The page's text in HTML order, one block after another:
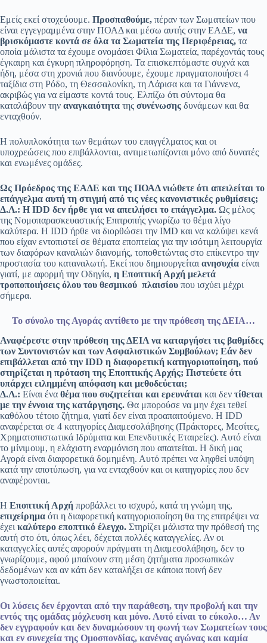
Εμείς εκεί στοχεύουμε. Προσπαθούμε, πέραν των Σωματείων που
είναι εγγεγραμμένα στην ΠΟΑΔ και μέσω αυτής στην ΕΑΔΕ, να
βρισκόμαστε κοντά σε όλα τα Σωματεία της Περιφέρειας, τα
οποία μάλιστα τα έχουμε ονομάσει Φίλια Σωματεία, παρέχοντάς τους
έγκαιρη και έγκυρη πληροφόρηση. Τα επισκεπτόμαστε συχνά και
ήδη, μέσα στη χρονιά που διανύουμε, έχουμε πραγματοποιήσει 4
ταξίδια στη Ρόδο, τη Θεσσαλονίκη, τη Λάρισα και τα Γιάννενα,
ακριβώς για να είμαστε κοντά τους. Ελπίζω ότι σύντομα θα
καταλάβουν την αναγκαιότητα της συνένωσης δυνάμεων και θα
ενταχθούν.
Η πολυπλοκότητα των θεμάτων του επαγγέλματος και οι
υποχρεώσεις που επιβάλλονται, αντιμετωπίζονται μόνο από δυνατές
και ενωμένες ομάδες.
Ως Πρόεδρος της ΕΑΔΕ και της ΠΟΑΔ νιώθετε ότι απειλείται το
επάγγελμα αυτή τη στιγμή από τις νέες κανονιστικές ρυθμίσεις;
Δ.Λ.: Η IDD δεν ήρθε για να απειλήσει το επάγγελμα. Ως μέλος
της Νομοπαρασκευαστικής Επιτροπής γνωρίζω το θέμα λίγο
καλύτερα. Η IDD ήρθε να διορθώσει την IMD και να καλύψει κενά
που είχαν εντοπιστεί σε θέματα εποπτείας για την ισότιμη λειτουργία
των διαφόρων καναλιών διανομής, τοποθετώντας στο επίκεντρο την
προστασία του καταναλωτή. Εκεί που δημιουργείται ανησυχία είναι
γιατί, με αφορμή την Οδηγία, η Εποπτική Αρχή μελετά
τροποποιήσεις όλου του θεσμικού πλαισίου που ισχύει μέχρι
σήμερα.
Το σύνολο της Αγοράς αντίθετο με την πρόθεση της ΔΕΙΑ…
Αναφέρεστε στην πρόθεση της ΔΕΙΑ να καταργήσει τις βαθμίδες
των Συντονιστών και των Ασφαλιστικών Συμβούλων; Εάν δεν
επιβάλλεται από την IDD η διαφορετική κατηγοριοποίηση, πού
στηρίζεται η πρόταση της Εποπτικής Αρχής; Πιστεύετε ότι
υπάρχει ειλημμένη απόφαση και μεθοδεύεται;
Δ.Λ.: Είναι ένα θέμα που συζητείται και ερευνάται και δεν τίθεται
με την έννοια της κατάργησης. Θα μπορούσε να μην έχει τεθεί
καθόλου τέτοιο ζήτημα, γιατί δεν είναι προαπαιτούμενο. Η IDD
αναφέρεται σε 4 κατηγορίες Διαμεσολάβησης (Πράκτορες, Μεσίτες,
Χρηματοπιστωτικά Ιδρύματα και Επενδυτικές Εταιρείες). Αυτό είναι
το μίνιμουμ, η ελάχιστη εναρμόνιση που απαιτείται. Η δική μας
Αγορά είναι διαφορετικά δομημένη. Αυτό πρέπει να ληφθεί υπόψη
κατά την αποτύπωση, για να ενταχθούν και οι κατηγορίες που δεν
αναφέρονται.
Η Εποπτική Αρχή προβάλλει το ισχυρό, κατά τη γνώμη της,
επιχείρημα ότι η διαφορετική κατηγοριοποίηση θα της επιτρέψει να
έχει καλύτερο εποπτικό έλεγχο. Στηρίζει μάλιστα την πρόθεσή της
αυτή στο ότι, όπως λέει, δέχεται πολλές καταγγελίες. Αν οι
καταγγελίες αυτές αφορούν πράγματι τη Διαμεσολάβηση, δεν το
γνωρίζουμε, αφού μπαίνουν στη μέση ζητήματα προσωπικών
δεδομένων και αν κάτι δεν καταλήξει σε κάποια ποινή δεν
γνωστοποιείται.
Oι λύσεις δεν έρχονται από την παράθεση, την προβολή και την
εντός της ομάδας μόχλευση και μόνο. Αυτό είναι το εύκολο… Αν
δεν εγγραφούν και δεν δυναμώσουν τη φωνή των Σωματείων τους
και εν συνεχεία της Ομοσπονδίας, κανένας αγώνας και καμία